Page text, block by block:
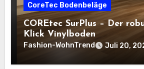
CoreTec Bodenbeläge
COREtec SurPlus – Der
Klick Vinylboden
Fashion-WohnTrend Juli 20,